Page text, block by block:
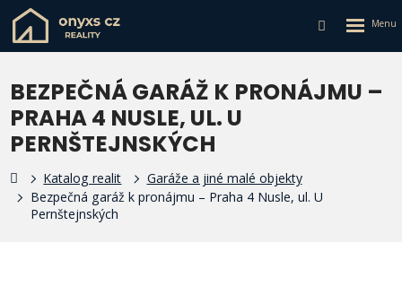
Vyhledávání
BEZPEČNÁ GARÁŽ K PRONÁJMU –
PRAHA 4 NUSLE, UL. U
PERNŠTEJNSKÝCH
Katalog realit
Garáže a jiné malé objekty
Bezpečná garáž k pronájmu – Praha 4 Nusle, ul. U
Pernštejnských